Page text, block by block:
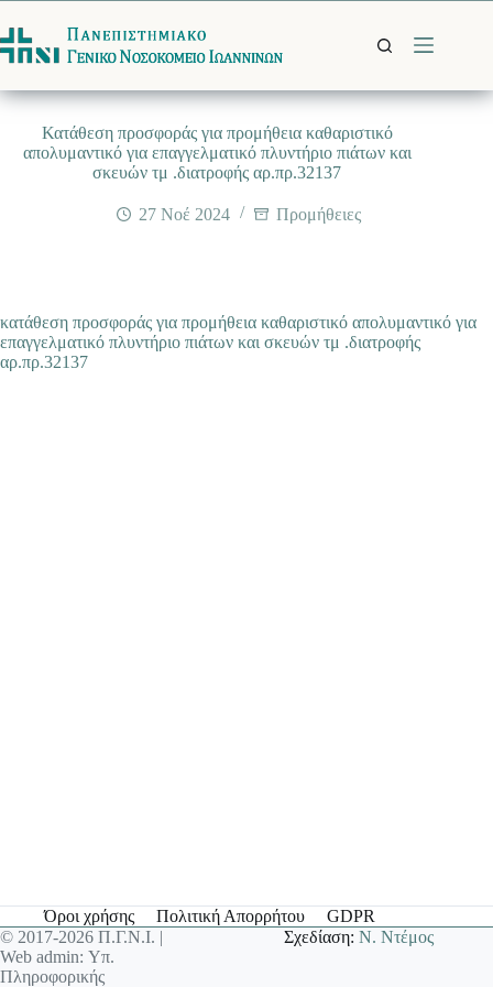
στο
περιεχόμενο
Κατάθεση προσφοράς για προμήθεια καθαριστικό
απολυμαντικό για επαγγελματικό πλυντήριο πιάτων και
σκευών τμ .διατροφής αρ.πρ.32137
27 Νοέ 2024 Προμήθειες
κατάθεση προσφοράς για προμήθεια καθαριστικό απολυμαντικό για
επαγγελματικό πλυντήριο πιάτων και σκευών τμ .διατροφής
αρ.πρ.32137
Όροι χρήσης Πολιτική Απορρήτου
GDPR
© 2017-2026 Π.Γ.Ν.Ι. |
Web admin: Υπ.
Πληροφορικής
Σχεδίαση:Ν. Ντέμος